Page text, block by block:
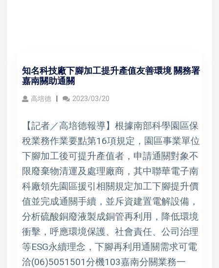
知名科技廠下腳加工提升產值友善環境 關務署
嘉南關助通關
高培德 2023/03/20
【記者／高培德報導】根據南部科學園區保
稅業務作業要點第16項規定，園區事業單位
下腳加工後可提升產值者，申請通關對象不
限廢棄物清運及處理廠商，其中聯華電子南
科廠領先園區援引相關規定加工下腳提升價
值並完成通關手續，並斥資建置電解設備，
分析硫酸銅廢液製成銅管再利用，降低環境
衝擊，呼應環境保護、社會責任、公司治理
等ESG永續理念，下腳再利用通關需求可電
洽(06)5051501分機103嘉南分關業務一